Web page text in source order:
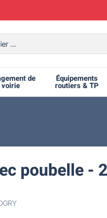
de
voirie
Équipements
routiers & TP
poubelle -